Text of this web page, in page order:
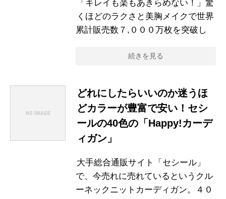
「キレイも楽もあきらめない！」驚
くほどのラクさと美胸メイクで世界
累計販売数７,０００万枚を突破し
続きを見る
どれにしたらいいのか迷うほ
どカラーが豊富で安い！セシ
ールの40色の「Happy!カーデ
ィガン」
大手総合通販サイト「セシール」
で、今売れに売れているというクル
ーネックニットカーディガン。４０